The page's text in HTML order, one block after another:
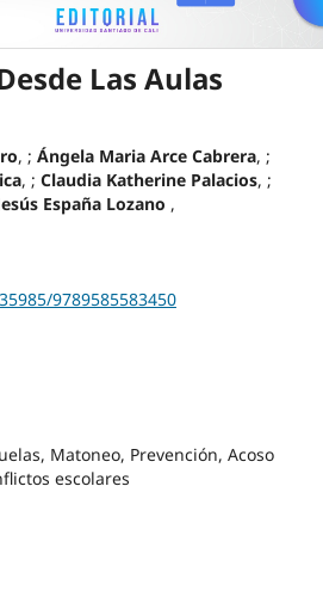
Las Aulas
, ; Ángela Maria Arce Cabrera, ;
, ; Claudia Katherine Palacios, ;
España Lozano ,
9789585583450
Matoneo, Prevención, Acoso
escolares